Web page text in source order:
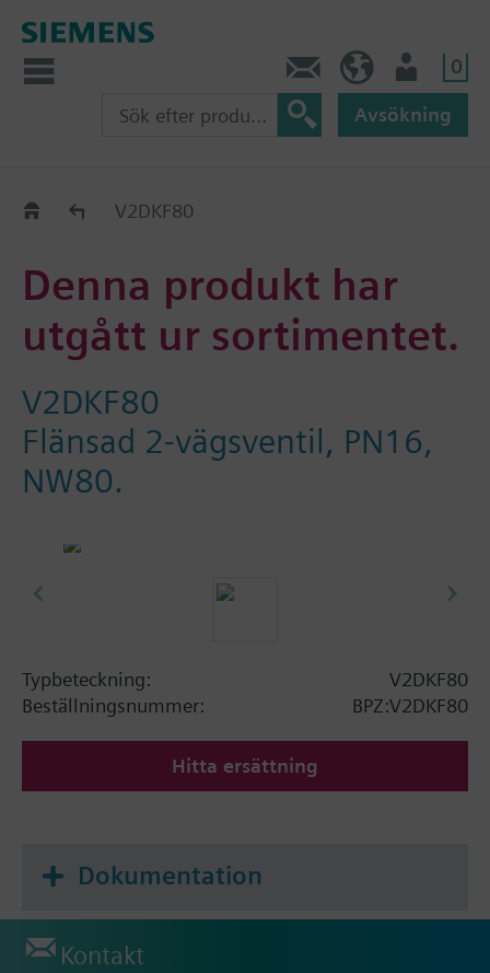
0
Avsökning
Old2NewV2DKF80
Denna produkt har
utgått ur sortimentet.
V2DKF80
Flänsad 2-vägsventil, PN16,
NW80.
Typbeteckning:
V2DKF80
Beställningsnummer:
BPZ:V2DKF80
Hitta ersättning
Dokumentation
Kontakt